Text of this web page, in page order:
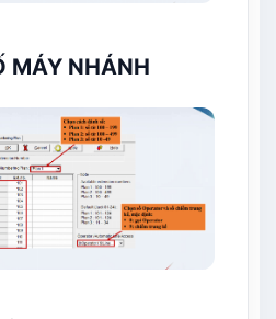
MÁY NHÁNH